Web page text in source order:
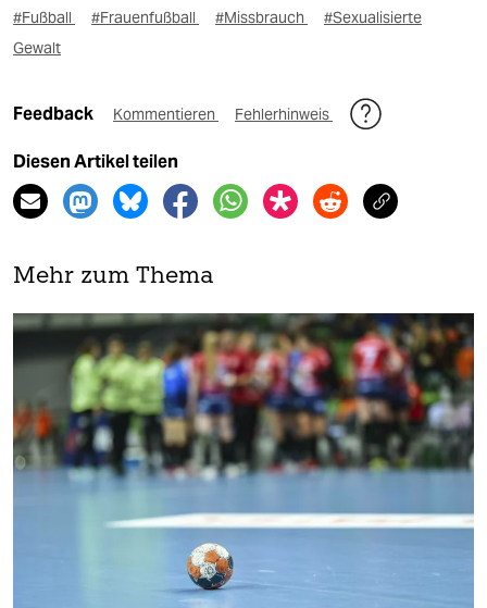
#Fußball #Frauenfußball #Missbrauch
#Sexualisierte
Gewalt
Feedback Kommentieren Fehlerhinweis
Diesen Artikel teilen
Mehr zum Thema